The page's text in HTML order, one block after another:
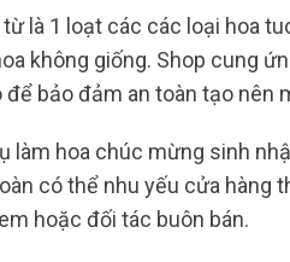
là 1 loạt các các loại hoa
không giống. Shop cung
bảo đảm an toàn tạo nên
làm hoa chúc mừng sinh
có thể nhu yếu cửa hàng
hoặc đối tác buôn bán.